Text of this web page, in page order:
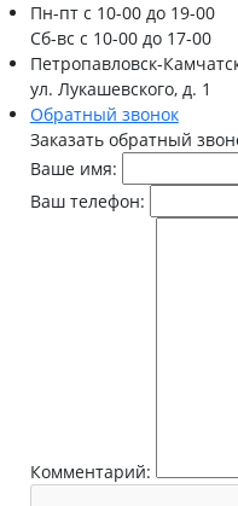
Пн-птс 10-00 до 19-00
Сб-вс с 10-00 до 17-00
Петропавловск-
ул. Лукашевского, д. 1
Обратный звонок
Заказать обратный
Ваше имя:
Ваш телефон:
Комментарий: